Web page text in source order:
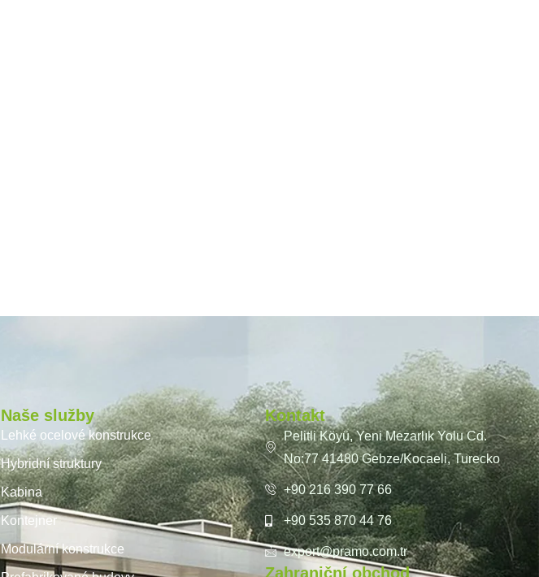
Naše služby
Lehké ocelové konstrukce
Hybridní struktury
Kabina
Kontejner
Modulární konstrukce
Kontakt
Pelitli Köyü, Yeni Mezarlık Yolu Cd.
No:77 41480 Gebze/Kocaeli, Turecko
+90 216 390 77 66
+90 535 870 44 76
export@pramo.com.tr
Zahraniční obchod